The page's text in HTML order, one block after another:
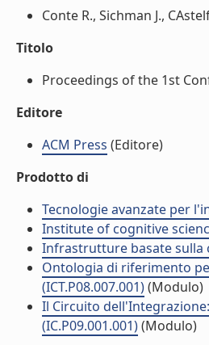
Conte R., Sichman J.,
Titolo
Proceedings of the 1st
Editore
ACM Press (Editore)
Prodotto di
Tecnologie avanzate per
Institute of cognitive
Infrastrutture basate sulla
Ontologia di riferimento
(ICT.P08.007.001)(Modulo)
Il Circuito
(IC.P09.001.001)(Modulo)